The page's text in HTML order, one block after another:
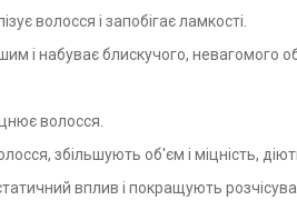
волосся і запобігає ламкості.
і набуває блискучого, невагомого
волосся.
збільшують об'єм і міцність,
вплив і покращують